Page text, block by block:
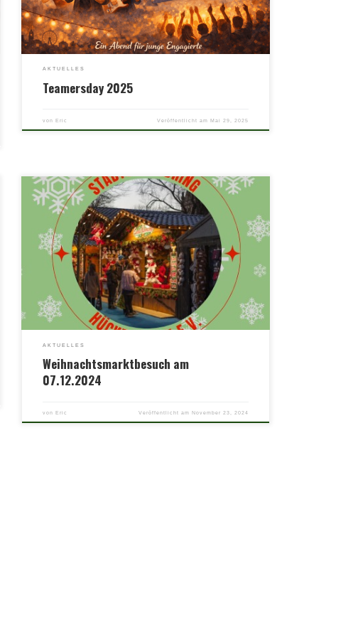
Jugendeinrichtungen oder in anderen Bereichen – viele
Jugendliche leisten wertvolle Arbeit für das […]
AKTUELLES
Teamersday 2025
von Eric Veröffentlicht amMai 29, 2025
Der Stadtjugendring Hückelhoven fährt am 07.12.2024 auf den
Weihnachtsmarkt nach Dortmund. Die Anmeldung ist bei den
jeweiligen Jugendleitern möglich.
AKTUELLES
Weihnachtsmarktbesuch am
07.12.2024
von Eric Veröffentlicht amNovember 23, 2024